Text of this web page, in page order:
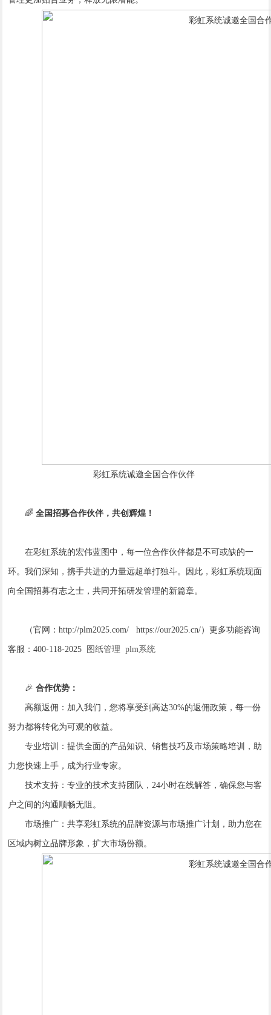
彩虹系统诚邀全国合作伙伴
🌈 全国招募合作伙伴，共创辉煌！
在彩虹系统的宏伟蓝图中，每一位合作伙伴都是不可或缺的一
环。我们深知，携手共进的力量远超单打独斗。因此，彩虹系统现面
向全国招募有志之士，共同开拓研发管理的新篇章。
（官网：http://plm2025.com/ https://our2025.cn/）更多功能咨询
客服：400-118-2025 图纸管理 plm系统
🎉合作优势：
高额返佣：加入我们，您将享受到高达30%的返佣政策，每一份
努力都将转化为可观的收益。
专业培训：提供全面的产品知识、销售技巧及市场策略培训，助
力您快速上手，成为行业专家。
技术支持：专业的技术支持团队，24小时在线解答，确保您与客
户之间的沟通顺畅无阻。
市场推广：共享彩虹系统的品牌资源与市场推广计划，助力您在
区域内树立品牌形象，扩大市场份额。